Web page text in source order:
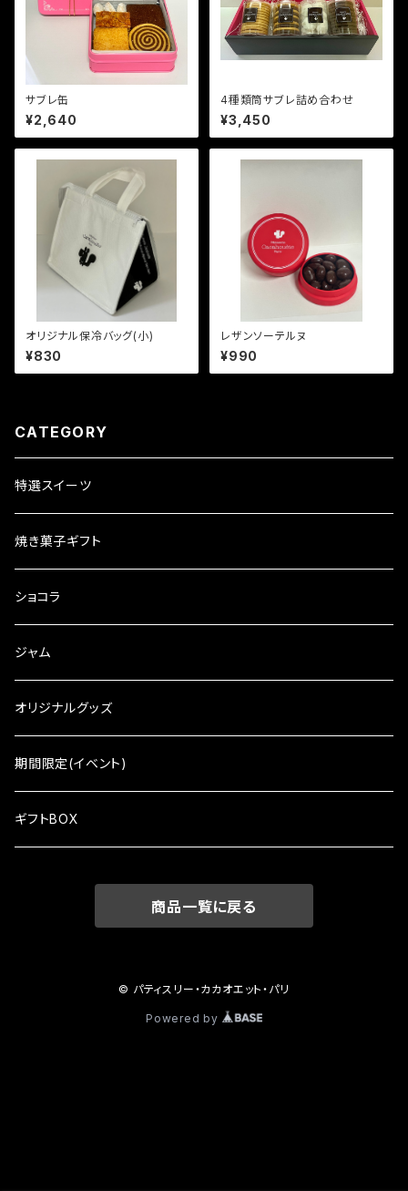
サブレ缶
¥2,640
4種類筒サブレ詰め合わせ
¥3,450
オリジナル保冷バッグ(小)
¥830
レザンソーテルヌ
¥990
CATEGORY
特選スイーツ
焼き菓子ギフト
ショコラ
ジャム
オリジナルグッズ
期間限定(イベント)
ギフトBOX
商品一覧に戻る
© パティスリー・カカオエット・パリ
Powered by